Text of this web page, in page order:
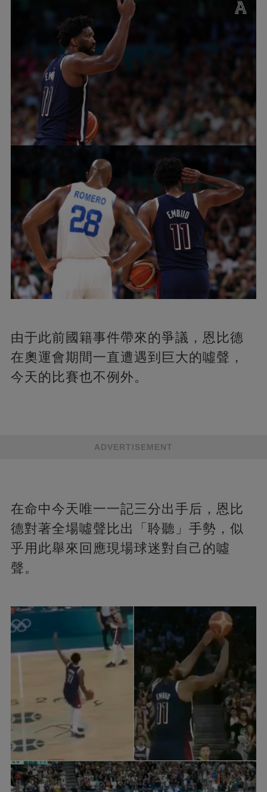
由于此前國籍事件帶來的爭議，恩比德
在奧運會期間一直遭遇到巨大的噓聲，
今天的比賽也不例外。
ADVERTISEMENT
在命中今天唯一一記三分出手后，恩比
德對著全場噓聲比出「聆聽」手勢，似
乎用此舉來回應現場球迷對自己的噓
聲。